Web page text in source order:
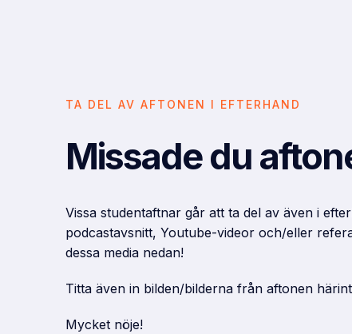
TA DEL AV AFTONEN I EFTERHAND
Missade du
Vissa studentaftnar går att ta del av även i
podcastavsnitt, Youtube-videor och/eller
dessa media nedan!
Titta även in bilden/bilderna från aftonen
Mycket nöje!